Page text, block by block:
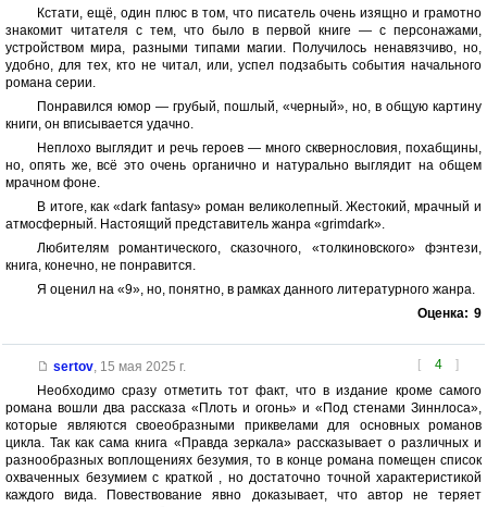
Кстати, ещё, один плюс в том, что писатель очень изящно и грамотно
знакомит читателя с тем, что было в первой книге — с персонажами,
устройством мира, разными типами магии. Получилось ненавязчиво, но,
удобно, для тех, кто не читал, или, успел подзабыть события начального
романа серии.
Понравился юмор — грубый, пошлый, «черный», но, в общую картину
книги, он вписывается удачно.
Неплохо выглядит и речь героев — много сквернословия, похабщины,
но, опять же, всё это очень органично и натурально выглядит на общем
мрачном фоне.
В итоге, как «dark fantasy» роман великолепный. Жестокий, мрачный и
атмосферный. Настоящий представитель жанра «grimdark».
Любителям романтического, сказочного, «толкиновского» фэнтези,
книга, конечно, не понравится.
Я оценил на «9», но, понятно, в рамках данного литературного жанра.
Оценка: 9
[ 4 ]
sertov, 15 мая 2025 г.
Необходимо сразу отметить тот факт, что в издание кроме самого
романа вошли два рассказа «Плоть и огонь» и «Под стенами Зиннлоса»,
которые являются своеобразными приквелами для основных романов
цикла. Так как сама книга «Правда зеркала» рассказывает о различных и
разнообразных воплощениях безумия, то в конце романа помещен список
охваченных безумием с краткой , но достаточно точной характеристикой
каждого вида. Повествование явно доказывает, что автор не теряет